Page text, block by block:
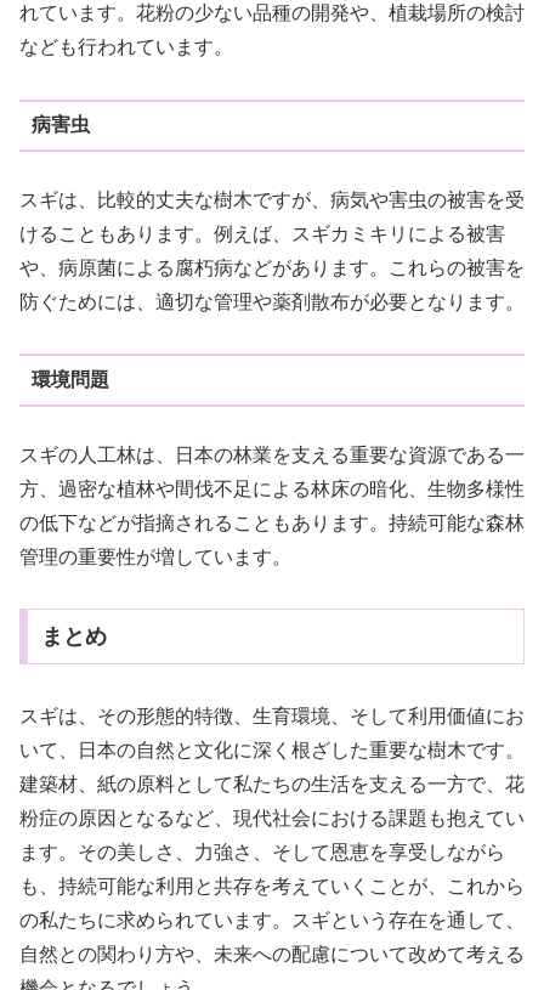
れています。花粉の少ない品種の開発や、植栽場所の検討
なども行われています。
病害虫
スギは、比較的丈夫な樹木ですが、病気や害虫の被害を受
けることもあります。例えば、スギカミキリによる被害
や、病原菌による腐朽病などがあります。これらの被害を
防ぐためには、適切な管理や薬剤散布が必要となります。
環境問題
スギの人工林は、日本の林業を支える重要な資源である一
方、過密な植林や間伐不足による林床の暗化、生物多様性
の低下などが指摘されることもあります。持続可能な森林
管理の重要性が増しています。
まとめ
スギは、その形態的特徴、生育環境、そして利用価値にお
いて、日本の自然と文化に深く根ざした重要な樹木です。
建築材、紙の原料として私たちの生活を支える一方で、花
粉症の原因となるなど、現代社会における課題も抱えてい
ます。その美しさ、力強さ、そして恩恵を享受しながら
も、持続可能な利用と共存を考えていくことが、これから
の私たちに求められています。スギという存在を通して、
自然との関わり方や、未来への配慮について改めて考える